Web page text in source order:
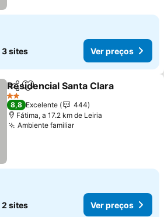
3 sites Ver preços
PartilharAdicionar aos favoritos
Residencial Santa Clara
2 Estrelas
8,8 Excelente
444
Fátima, a 17.2 km de Leiria
Ambiente familiarVer preços
2 sites Ver preços